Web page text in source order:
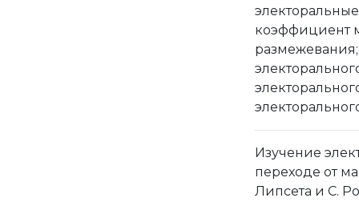
коэффициент
Изучение
переходе от
Липсета и С.